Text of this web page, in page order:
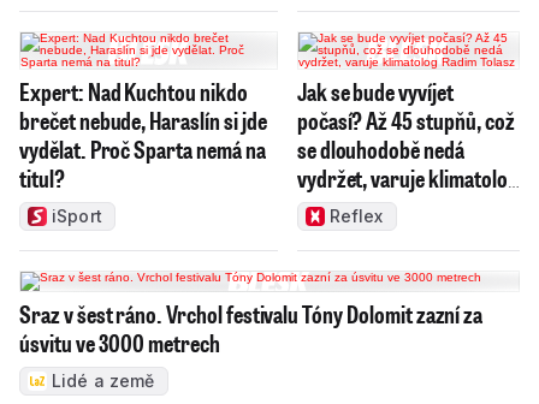
Expert: Nad Kuchtou nikdo
brečet nebude, Haraslín si jde
vydělat. Proč Sparta nemá na
titul?
iSport
Jak se bude vyvíjet
počasí? Až 45 stupňů, což
se dlouhodobě nedá
vydržet, varuje klimatolog
Radim Tolasz
Reflex
Sraz v šest ráno. Vrchol festivalu Tóny Dolomit zazní za
úsvitu ve 3000 metrech
Lidé a země